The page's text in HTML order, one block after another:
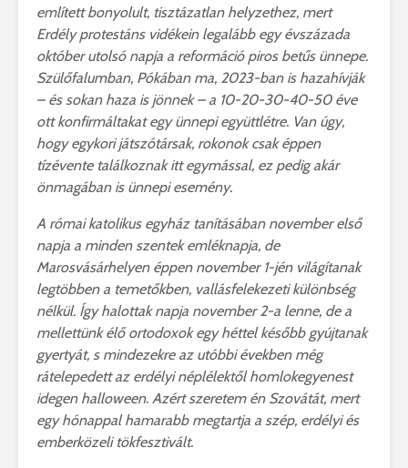
említett bonyolult, tisztázatlan helyzethez, mert
Erdély protestáns vidékein legalább egy évszázada
október utolsó napja a reformáció piros betűs ünnepe.
Szülőfalumban, Pókában ma, 2023-ban is hazahívják
– és sokan haza is jönnek – a 10-20-30-40-50 éve
ott konfirmáltakat egy ünnepi együttlétre. Van úgy,
hogy egykori játszótársak, rokonok csak éppen
tízévente találkoznak itt egymással, ez pedig akár
önmagában is ünnepi esemény.
A római katolikus egyház tanításában november első
napja a minden szentek emléknapja, de
Marosvásárhelyen éppen november 1-jén világítanak
legtöbben a temetőkben, vallásfelekezeti különbség
nélkül. Így halottak napja november 2-a lenne, de a
mellettünk élő ortodoxok egy héttel később gyújtanak
gyertyát, s mindezekre az utóbbi években még
rátelepedett az erdélyi néplélektől homlokegyenest
idegen halloween. Azért szeretem én Szovátát, mert
egy hónappal hamarabb megtartja a szép, erdélyi és
emberközeli tökfesztivált.